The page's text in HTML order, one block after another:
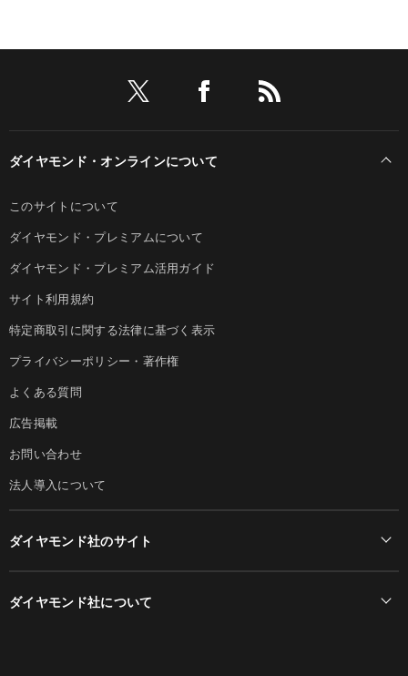
ダイヤモンド・オンラインについて
このサイトについて
ダイヤモンド・プレミアムについて
ダイヤモンド・プレミアム活用ガイド
サイト利用規約
特定商取引に関する法律に基づく表示
プライバシーポリシー・著作権
よくある質問
広告掲載
お問い合わせ
法人導入について
ダイヤモンド社のサイト
ダイヤモンド社について